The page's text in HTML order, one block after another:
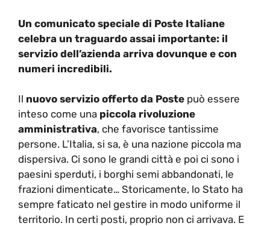
Un comunicato speciale di Poste Italiane
celebra un traguardo assai importante: il
servizio dell’azienda arriva dovunque e con
numeri incredibili.
Il nuovo servizio offerto da Poste può essere
inteso come una piccola rivoluzione
amministrativa, che favorisce tantissime
persone. L’Italia, si sa, è una nazione piccola ma
dispersiva. Ci sono le grandi città e poi ci sono i
paesini sperduti, i borghi semi abbandonati, le
frazioni dimenticate… Storicamente, lo Stato ha
sempre faticato nel gestire in modo uniforme il
territorio. In certi posti, proprio non ci arrivava. E